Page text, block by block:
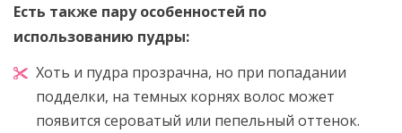
Есть также пару особенностей по
использованию пудры:
Хоть и пудра прозрачна, но при попадании
подделки, на темных корнях волос может
появится сероватый или пепельный оттенок.